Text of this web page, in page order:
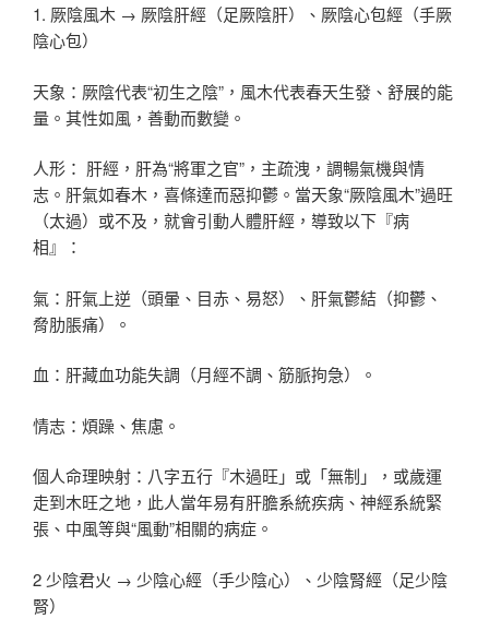
1. 厥陰風木 → 厥陰肝經（足厥陰肝）、厥陰心包經（手厥
陰心包）
天象：厥陰代表“初生之陰”，風木代表春天生發、舒展的能
量。其性如風，善動而數變。
人形： 肝經，肝為“將軍之官”，主疏洩，調暢氣機與情
志。肝氣如春木，喜條達而惡抑鬱。當天象“厥陰風木”過旺
（太過）或不及，就會引動人體肝經，導致以下『病
相』：
氣：肝氣上逆（頭暈、目赤、易怒）、肝氣鬱結（抑鬱、
脅肋脹痛）。
血：肝藏血功能失調（月經不調、筋脈拘急）。
情志：煩躁、焦慮。
個人命理映射：八字五行『木過旺」或「無制」，或歲運
走到木旺之地，此人當年易有肝膽系統疾病、神經系統緊
張、中風等與“風動”相關的病症。
2 少陰君火 → 少陰心經（手少陰心）、少陰腎經（足少陰
腎）